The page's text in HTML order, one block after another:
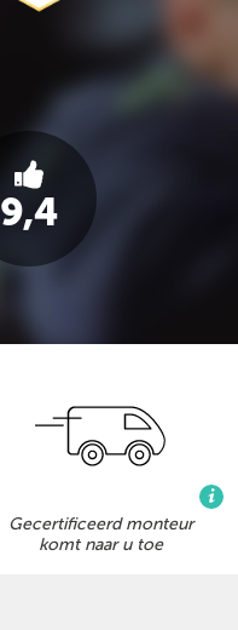
9,4
Gecertificeerd monteur
komt naar u toe